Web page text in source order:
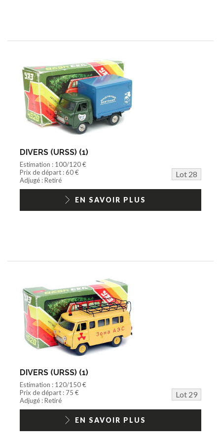
DIVERS (URSS) (1)
Estimation : 100/120 €
Prix de départ : 60 €
Lot 28
Adjugé : Retiré
EN SAVOIR PLUS
DIVERS (URSS) (1)
Estimation : 120/150 €
Prix de départ : 75 €
Lot 29
Adjugé : Retiré
EN SAVOIR PLUS